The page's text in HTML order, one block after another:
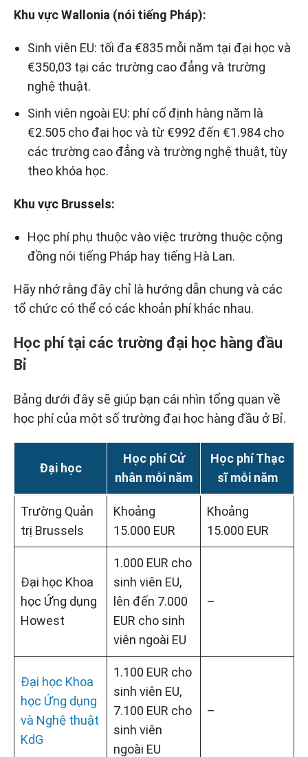
Khu vực Wallonia (nói tiếng Pháp):
Sinh viên EU: tối đa €835 mỗi năm tại đại học và
€350,03 tại các trường cao đẳng và trường
nghệ thuật.
Sinh viên ngoài EU: phí cố định hàng năm là
€2.505 cho đại học và từ €992 đến €1.984 cho
các trường cao đẳng và trường nghệ thuật, tùy
theo khóa học.
Khu vực Brussels:
Học phí phụ thuộc vào việc trường thuộc cộng
đồng nói tiếng Pháp hay tiếng Hà Lan.
Hãy nhớ rằng đây chỉ là hướng dẫn chung và các
tổ chức có thể có các khoản phí khác nhau.
Học phí tại các trường đại học hàng đầu
Bỉ
Bảng dưới đây sẽ giúp bạn cái nhìn tổng quan về
học phí của một số trường đại học hàng đầu ở Bỉ.
Đại học
Học phí Cử
nhân mỗi năm
Học phí Thạc
sĩ mỗi năm
Trường Quản
trị Brussels
Khoảng
15.000 EUR
Khoảng
15.000 EUR
Đại học Khoa
học Ứng dụng
Howest
1.000 EUR cho
sinh viên EU,
lên đến 7.000
EUR cho sinh
viên ngoài EU
–
Đại học Khoa
học Ứng dụng
và Nghệ thuật
KdG
1.100 EUR cho
sinh viên EU,
7.100 EUR cho
sinh viên
ngoài EU
–